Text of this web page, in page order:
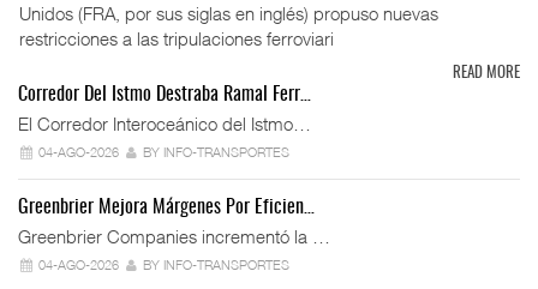
Unidos (FRA, por sus siglas en inglés) propuso nuevas
restricciones a las tripulaciones ferroviari
READ MORE
Corredor Del Istmo Destraba Ramal Ferr…
El Corredor Interoceánico del Istmo…
04-AGO-2026 BY INFO-TRANSPORTES
Greenbrier Mejora Márgenes Por Eficien…
Greenbrier Companies incrementó la …
04-AGO-2026 BY INFO-TRANSPORTES